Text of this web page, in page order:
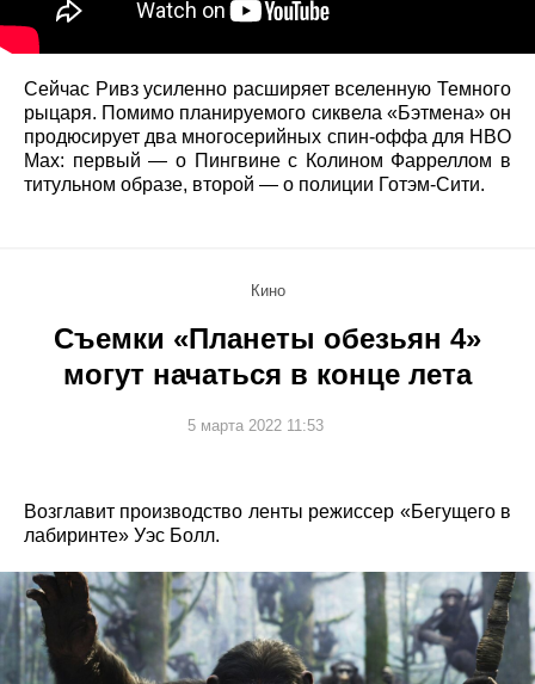
Сейчас Ривз усиленно расширяет вселенную Темного
рыцаря. Помимо планируемого сиквела «Бэтмена» он
продюсирует два многосерийных спин-оффа для HBO
Max: первый — о Пингвине с Колином Фарреллом в
титульном образе, второй — о полиции Готэм-Сити.
Кино
Съемки «Планеты обезьян 4»
могут начаться в конце лета
5 марта 2022 11:53
Возглавит производство ленты режиссер «Бегущего в
лабиринте» Уэс Болл.